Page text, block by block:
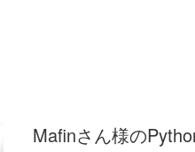
Mafinさん様の